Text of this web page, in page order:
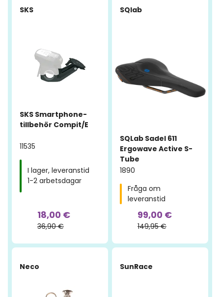
SKS
SKS Smartphone-
tillbehör Compit/E
11535
I lager, leveranstid
1-2 arbetsdagar
18,00 €
36,90 €
SQlab
SQLab Sadel 611
Ergowave Active S-
Tube
1890
Fråga om
leveranstid
99,00 €
149,95 €
Neco
-50%
SunRace